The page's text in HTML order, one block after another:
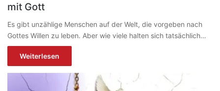
mit Gott
Es gibt unzählige Menschen auf der Welt, die vorgeben nach
Gottes Willen zu leben. Aber wie viele halten sich tatsächlich…
Weiterlesen